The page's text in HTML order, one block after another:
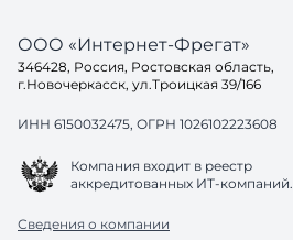
ООО «Интернет-Фрегат»
346428, Россия, Ростовская область,
г.Новочеркасск, ул.Троицкая 39/166
ИНН 6150032475, ОГРН 1026102223608
Компания входит в реестр
аккредитованных ИТ-компаний.
Сведения о компании